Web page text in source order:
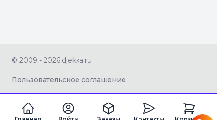
© 2009 - 2026 djekxa.ru
Пользовательское соглашение